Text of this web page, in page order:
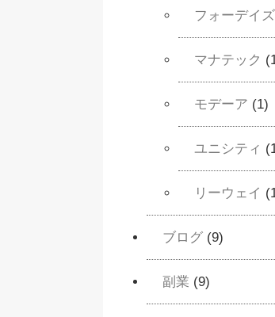
フォーデイズ
マナテック
モデーア (1)
ユニシティ
リーウェイ
ブログ (9)
副業 (9)